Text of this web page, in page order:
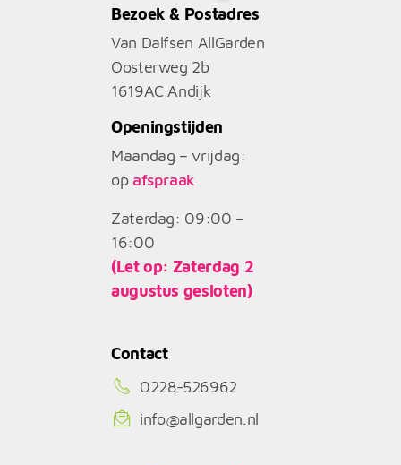
Bezoek & Postadres
Van Dalfsen AllGarden
Oosterweg 2b
1619AC Andijk
Openingstijden
Maandag – vrijdag:
op afspraak
Zaterdag: 09:00 –
16:00
(Let op: Zaterdag 2
augustus gesloten)
Contact
0228-526962
info@allgarden.nl